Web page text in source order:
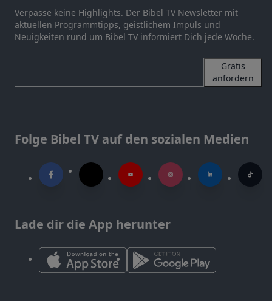
Verpasse keine Highlights. Der Bibel TV Newsletter mit
aktuellen Programmtipps, geistlichem Impuls und
Neuigkeiten rund um Bibel TV informiert Dich jede Woche.
Gratis
anfordern
Folge Bibel TV auf den sozialen Medien
Lade dir die App herunter